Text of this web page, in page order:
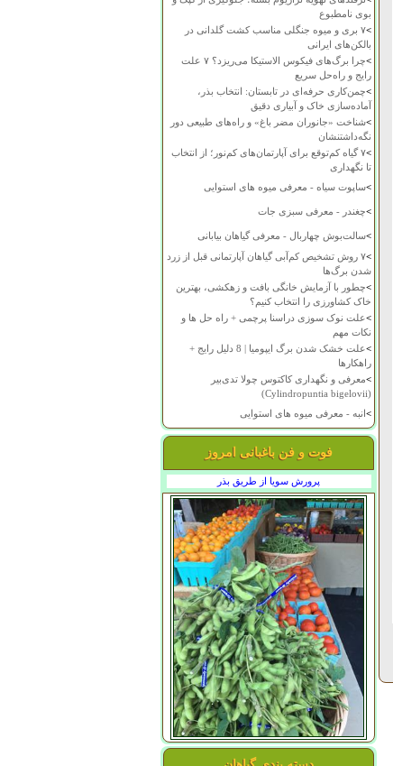
بوی نامطبوع
>
۷ بری و میوه جنگلی مناسب کشت گلدانی در
بالکن‌های ایرانی
>
چرا برگ‌های فیکوس الاستیکا می‌ریزد؟ ۷ علت
رایج و راه‌حل سریع
>چمن‌کاری حرفه‌ای در تابستان: انتخاب بذر،
آماده‌سازی خاک و آبیاری دقیق
>شناخت «جانوران مضر باغ» و راه‌های طبیعی دور
نگه‌داشتنشان
>
۷ گیاه کم‌توقع برای آپارتمان‌های کم‌نور؛ از انتخاب
تا نگهداری
>ساپوت سیاه - معرفی میوه های استوایی
>چغندر - معرفی سبزی جات
>سالت‌بوش چهاربال - معرفی گیاهان بیابانی
>
۷ روش تشخیص کم‌آبی گیاهان آپارتمانی قبل از زرد
شدن برگ‌ها
>چطور با آزمایش خانگی بافت و زهکشی، بهترین
خاک کشاورزی را انتخاب کنیم؟
>علت نوک سوزی دراسنا پرچمی + راه حل ها و
نکات مهم
>
علت خشک شدن برگ ایپومیا | 8 دلیل رایج +
راهکارها
>معرفی و نگهداری کاکتوس چولا تدی‌بیر
(Cylindropuntia bigelovii)
>انبه - معرفی میوه های استوایی
فوت و فن باغبانی امروز
پرورش سویا از طریق بذر